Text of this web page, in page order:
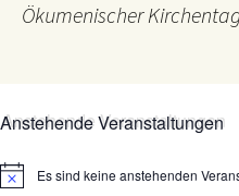
Ökumenischer
Anstehende Veranstaltungen
HinweisEs sind keine anstehenden